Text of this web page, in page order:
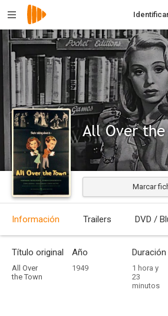
All Over
Marcar
Información Trailers DVD /
Título original
All Over
the Town
Año
1949
Duración
1 hora y
23
minutos